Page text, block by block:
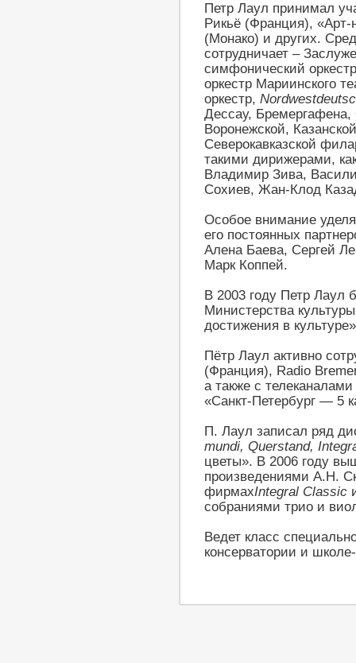
Петр Лаул принимал
Рикьё (Франция),
(Монако) и других.
сотрудничает –
симфонический
оркестр Мариинского
оркестр,
Дессау, Бремергафена,
Воронежской,
Северокавказской
такими дирижерами,
Владимир Зива,
Сохиев, Жан-Клод
Особое внимание
его постоянных
Алена Баева, Сергей
Марк Коппей.
В 2003 году Петр Лаул
Министерства
достижения в
Пётр Лаул активно
(Франция), Radio
а также с
«Санкт-Петербург — 5
П. Лаул записал ряд
mundi, Querstand,
цветы». В 2006 году
произведениями А.Н.
фирмахIntegral Classic
собраниями трио и
Ведет класс
консерватории и